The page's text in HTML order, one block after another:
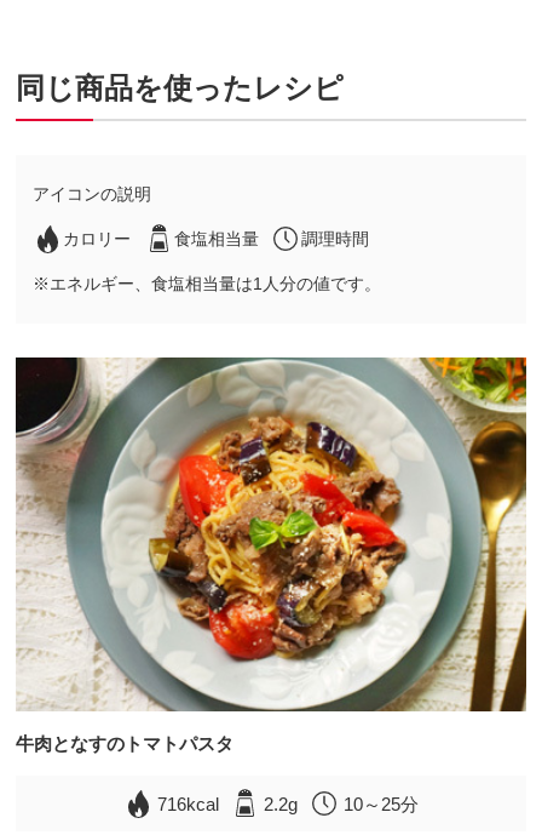
同じ商品を使ったレシピ
アイコンの説明
カロリー 食塩相当量 調理時間
※エネルギー、食塩相当量は1人分の値です。
牛肉となすのトマトパスタ
716kcal 2.2g 10～25分